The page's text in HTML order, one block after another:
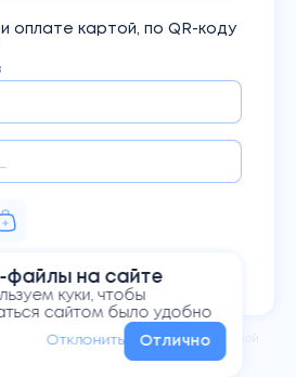
оплате картой, по QR-коду
конфиденциальности
является публичной офертой,определяемой
Статьи 437 ГК РФ
файлы на сайте
куки, чтобы
сайтом было удобно
Отклонить Отлично